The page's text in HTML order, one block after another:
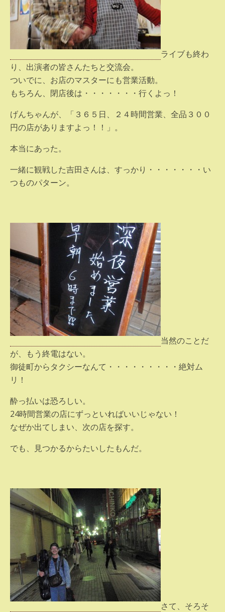
ライブも終わ
り、出演者の皆さんたちと交流会。
ついでに、お店のマスターにも営業活動。
もちろん、閉店後は・・・・・・・行くよっ！
げんちゃんが、「３６５日、２４時間営業、全品３００
円の店がありますよっ！！」。
本当にあった。
一緒に観戦した吉田さんは、すっかり・・・・・・・い
つものパターン。
当然のことだ
が、もう終電はない。
御徒町からタクシーなんて・・・・・・・・・絶対ム
リ！
酔っ払いは恐ろしい。
24時間営業の店にずっといればいいじゃない！
なぜか出てしまい、次の店を探す。
でも、見つかるからたいしたもんだ。
さて、そろそ